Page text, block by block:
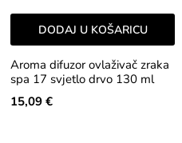
DODAJ U KOŠARICU
Aroma difuzor ovlaživač zraka
spa 17 svjetlo drvo 130 ml
15,09 €